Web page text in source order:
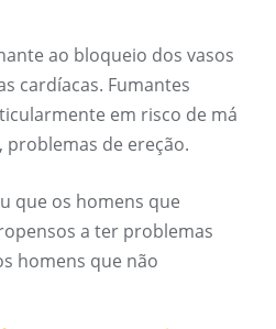
ao bloqueio dos vasos
cardíacas. Fumantes
em risco de má
de ereção.
que os homens que
a ter problemas
homens que não